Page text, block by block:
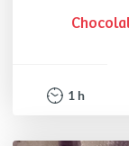
1 h